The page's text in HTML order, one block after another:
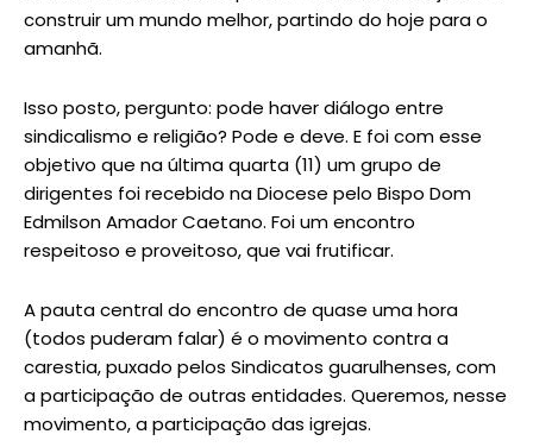
construir um mundo melhor, partindo do hoje para o
amanhã.
Isso posto, pergunto: pode haver diálogo entre
sindicalismo e religião? Pode e deve. E foi com esse
objetivo que na última quarta (11) um grupo de
dirigentes foi recebido na Diocese pelo Bispo Dom
Edmilson Amador Caetano. Foi um encontro
respeitoso e proveitoso, que vai frutificar.
A pauta central do encontro de quase uma hora
(todos puderam falar) é o movimento contra a
carestia, puxado pelos Sindicatos guarulhenses, com
a participação de outras entidades. Queremos, nesse
movimento, a participação das igrejas.